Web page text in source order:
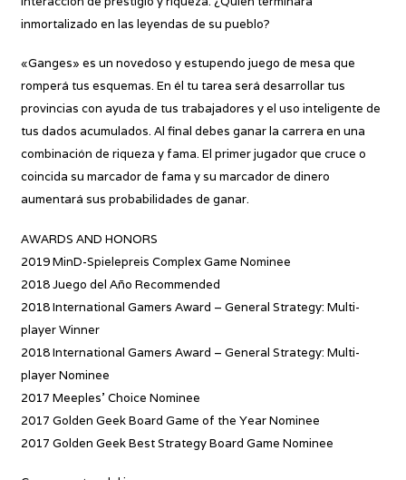
inmortalizado en las leyendas de su pueblo?
«Ganges» es un novedoso y estupendo juego de mesa que
romperá tus esquemas. En él tu tarea será desarrollar tus
provincias con ayuda de tus trabajadores y el uso inteligente de
tus dados acumulados. Al final debes ganar la carrera en una
combinación de riqueza y fama. El primer jugador que cruce o
coincida su marcador de fama y su marcador de dinero
aumentará sus probabilidades de ganar.
AWARDS AND HONORS
2019 MinD-Spielepreis Complex Game Nominee
2018 Juego del Año Recommended
2018 International Gamers Award – General Strategy: Multi-
player Winner
2018 International Gamers Award – General Strategy: Multi-
player Nominee
2017 Meeples’ Choice Nominee
2017 Golden Geek Board Game of the Year Nominee
2017 Golden Geek Best Strategy Board Game Nominee